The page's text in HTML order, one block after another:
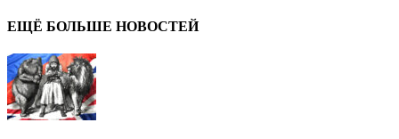
ЕЩЁ БОЛЬШЕ НОВОСТЕЙ